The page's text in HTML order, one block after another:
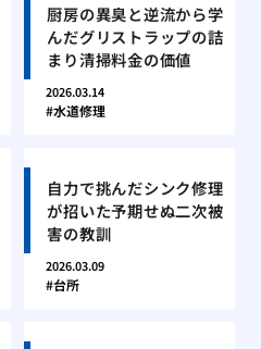
厨房の異臭と逆流から学
んだグリストラップの詰
まり清掃料金の価値
2026.03.14
水道修理
自力で挑んだシンク修理
が招いた予期せぬ二次被
害の教訓
2026.03.09
台所